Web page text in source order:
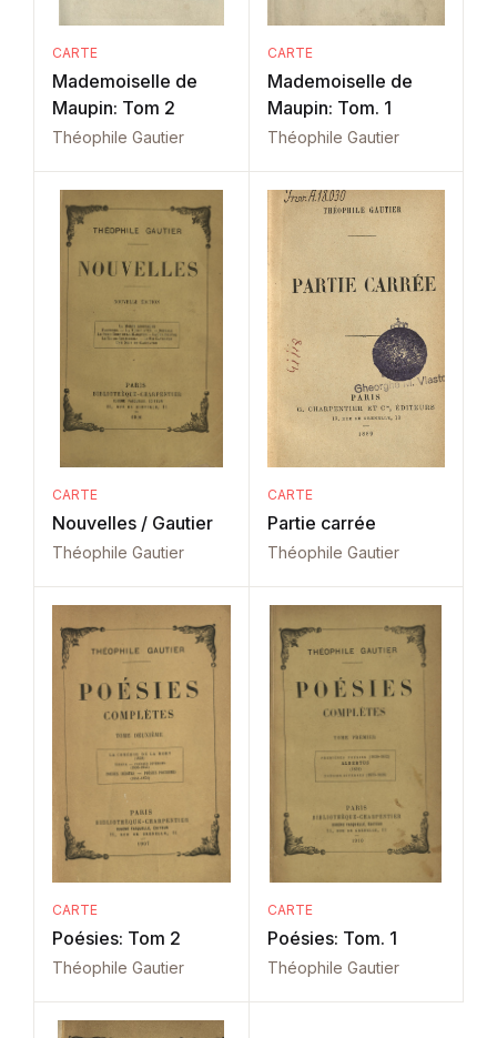
CARTE
Mademoiselle de
Maupin: Tom 2
Théophile Gautier
CARTE
Mademoiselle de
Maupin: Tom. 1
Théophile Gautier
CARTE
Nouvelles / Gautier
Théophile Gautier
CARTE
Partie carrée
Théophile Gautier
CARTE
Poésies: Tom 2
Théophile Gautier
CARTE
Poésies: Tom. 1
Théophile Gautier